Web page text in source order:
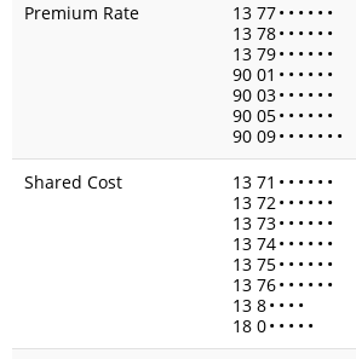
Premium Rate
13 77• • • • • •
13 78• • • • • •
13 79• • • • • •
90 01 • • • • • •
90 03• • • • • •
90 05• • • • • •
90 09• • • • • • •
Shared Cost
13 71 • • • • • •
13 72• • • • • •
13 73• • • • • •
13 74• • • • • •
13 75• • • • • •
13 76• • • • • •
13 8• • • •
18 0• • • • •